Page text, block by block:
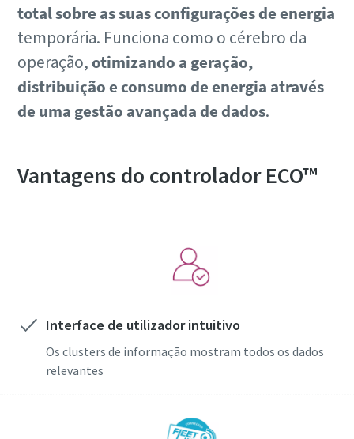
total sobre as suas configurações de energia
temporária. Funciona como o cérebro da
operação,otimizando a geração,
distribuição e consumo de energia através
de uma gestão avançada de dados.
Vantagens do controlador ECO™
Interface de utilizador intuitivo
Os clusters de informação mostram todos os dados
relevantes